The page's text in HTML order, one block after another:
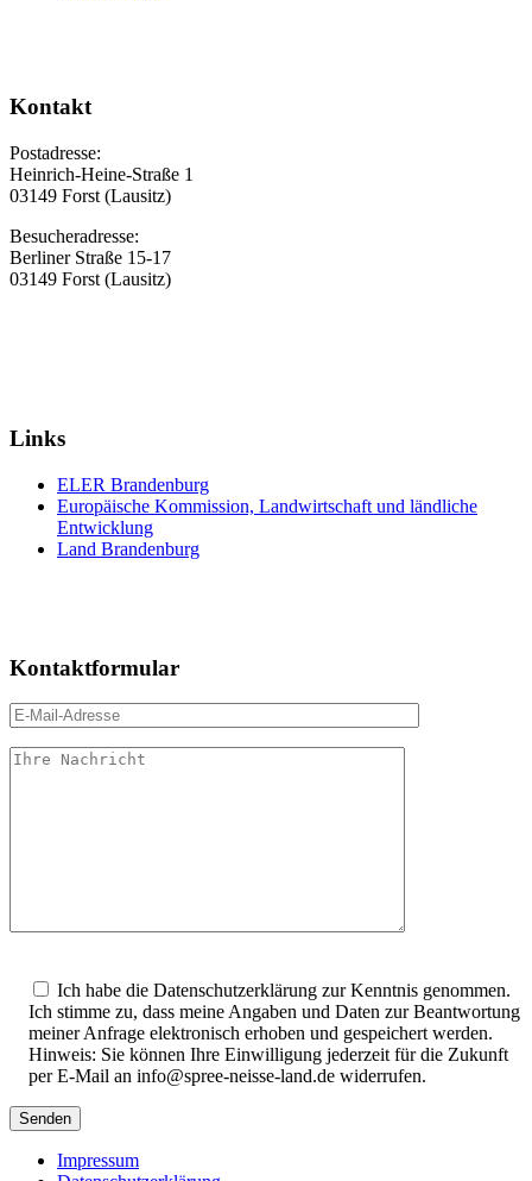
Kontakt
Postadresse:
Heinrich-Heine-Straße 1
03149 Forst (Lausitz)
Besucheradresse:
Berliner Straße 15-17
03149 Forst (Lausitz)
Links
ELER Brandenburg
Europäische Kommission, Landwirtschaft und ländliche
Entwicklung
Land Brandenburg
Kontaktformular
lasse
dieses
Feld
leer.
Ich habe die Datenschutzerklärung zur Kenntnis genommen.
Ich stimme zu, dass meine Angaben und Daten zur Beantwortung
meiner Anfrage elektronisch erhoben und gespeichert werden.
Hinweis: Sie können Ihre Einwilligung jederzeit für die Zukunft
per E-Mail an info@spree-neisse-land.de widerrufen.
Impressum